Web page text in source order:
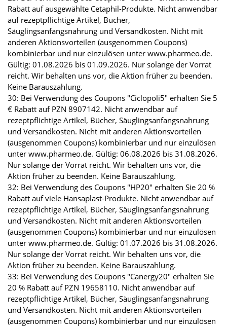
Rabatt auf ausgewählte Cetaphil-Produkte. Nicht anwendbar
auf rezeptpflichtige Artikel, Bücher,
Säuglingsanfangsnahrung und Versandkosten. Nicht mit
anderen Aktionsvorteilen (ausgenommen Coupons)
kombinierbar und nur einzulösen unter www.pharmeo.de.
Gültig: 01.08.2026 bis 01.09.2026. Nur solange der Vorrat
reicht. Wir behalten uns vor, die Aktion früher zu beenden.
Keine Barauszahlung.
30: Bei Verwendung des Coupons "Ciclopoli5" erhalten Sie 5
€ Rabatt auf PZN 8907142. Nicht anwendbar auf
rezeptpflichtige Artikel, Bücher, Säuglingsanfangsnahrung
und Versandkosten. Nicht mit anderen Aktionsvorteilen
(ausgenommen Coupons) kombinierbar und nur einzulösen
unter www.pharmeo.de. Gültig: 06.08.2026 bis 31.08.2026.
Nur solange der Vorrat reicht. Wir behalten uns vor, die
Aktion früher zu beenden. Keine Barauszahlung.
32: Bei Verwendung des Coupons "HP20" erhalten Sie 20 %
Rabatt auf viele Hansaplast-Produkte. Nicht anwendbar auf
rezeptpflichtige Artikel, Bücher, Säuglingsanfangsnahrung
und Versandkosten. Nicht mit anderen Aktionsvorteilen
(ausgenommen Coupons) kombinierbar und nur einzulösen
unter www.pharmeo.de. Gültig: 01.07.2026 bis 31.08.2026.
Nur solange der Vorrat reicht. Wir behalten uns vor, die
Aktion früher zu beenden. Keine Barauszahlung.
33: Bei Verwendung des Coupons "Canergy20" erhalten Sie
20 % Rabatt auf PZN 19658110. Nicht anwendbar auf
rezeptpflichtige Artikel, Bücher, Säuglingsanfangsnahrung
und Versandkosten. Nicht mit anderen Aktionsvorteilen
(ausgenommen Coupons) kombinierbar und nur einzulösen